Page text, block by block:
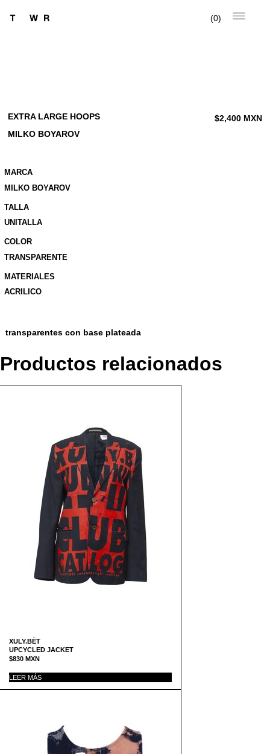
0
EXTRA LARGE HOOPS
MILKO BOYAROV
$2,400MXN
MARCA
MILKO BOYAROV
TALLA
UNITALLA
COLOR
TRANSPARENTE
MATERIALES
ACRILICO
transparentes con base plateada
Productos relacionados
XULY.BËT
UPCYCLED JACKET
$830 MXN
LEER MÁS